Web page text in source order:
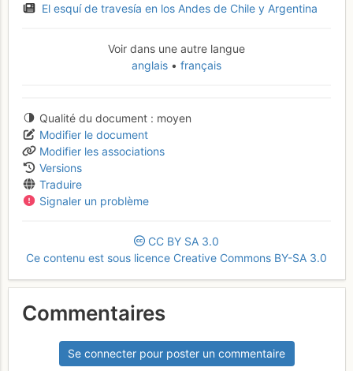
El esquí de travesía en los Andes de Chile y Argentina
Voir dans une autre langue
anglais
français
Qualité du document
moyen
Modifier le document
Modifier les associations
Versions
Traduire
Signaler un problème
CC BY SA 3.0
Ce contenu est sous licence Creative Commons BY-SA 3.0
Commentaires
Se connecter pour poster un commentaire